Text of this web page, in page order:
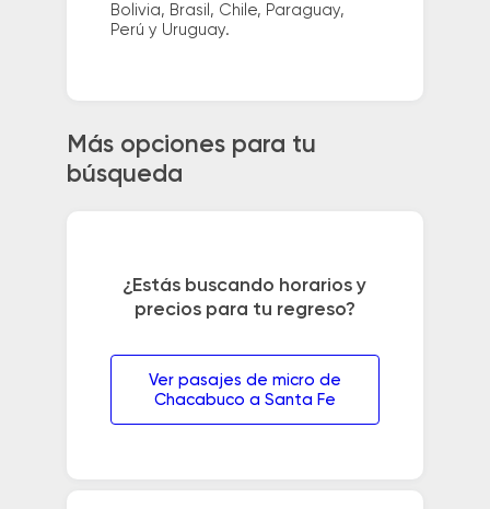
Bolivia, Brasil, Chile, Paraguay,
Perú y Uruguay.
Más opciones para tu
búsqueda
¿Estás buscando horarios y
precios para tu regreso?
Ver pasajes de micro de
Chacabuco a Santa Fe